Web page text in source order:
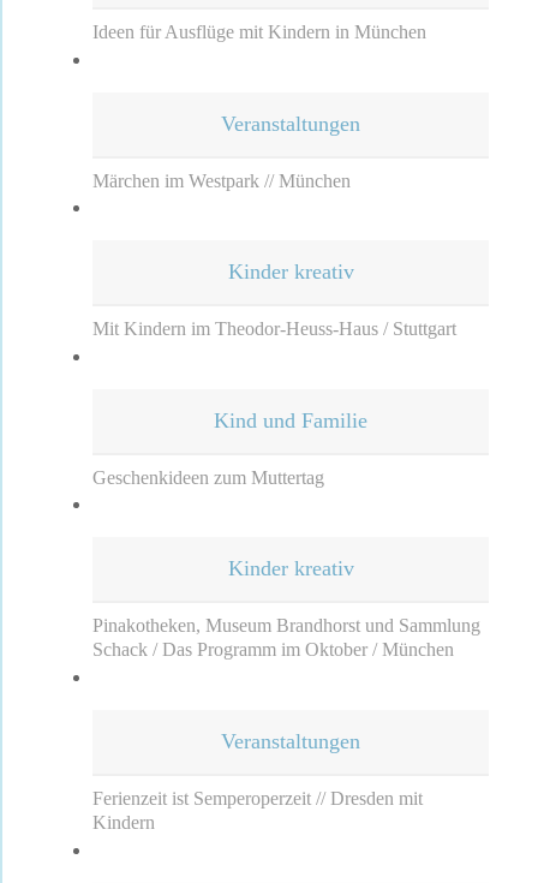
Ideen für Ausflüge mit Kindern in München
Veranstaltungen
Märchen im Westpark // München
Kinder kreativ
Mit Kindern im Theodor-Heuss-Haus / Stuttgart
Kind und Familie
Geschenkideen zum Muttertag
Kinder kreativ
Pinakotheken, Museum Brandhorst und Sammlung
Schack / Das Programm im Oktober / München
Veranstaltungen
Ferienzeit ist Semperoperzeit // Dresden mit
Kindern